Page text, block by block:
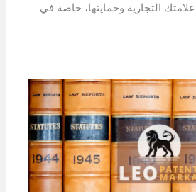
التجارية وحمايتها، خاصة في